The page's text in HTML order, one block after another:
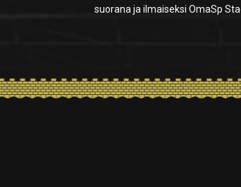
suorana ja ilmaiseksi OmaSp